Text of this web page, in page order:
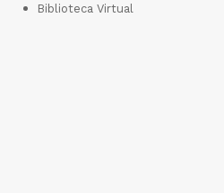
Biblioteca Virtual